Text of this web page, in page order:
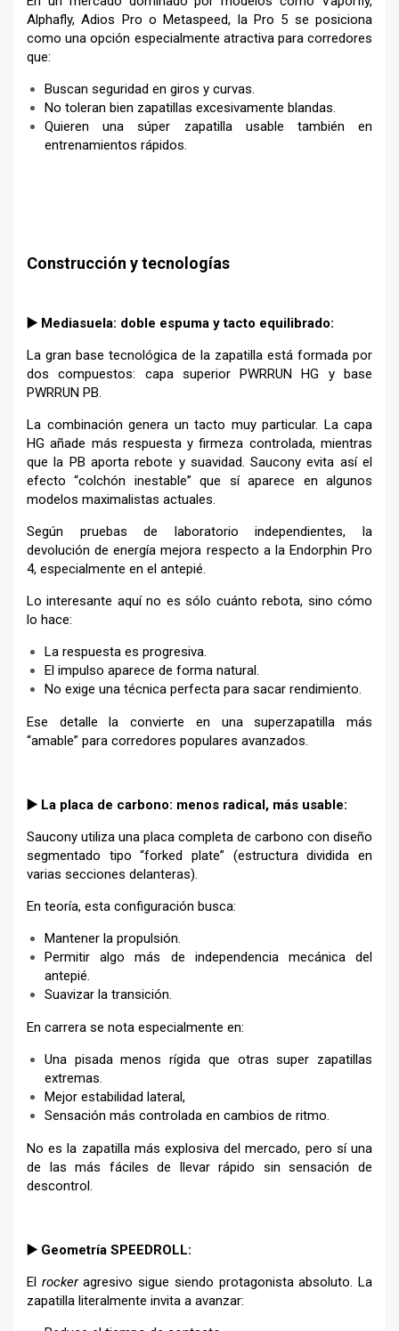
Alphafly, Adios Pro o Metaspeed, la Pro 5 se posiciona
como una opción especialmente atractiva para corredores
que:
Buscan seguridad en giros y curvas.
No toleran bien zapatillas excesivamente blandas.
Quieren una súper zapatilla usable también en
entrenamientos rápidos.
Construcción y tecnologías
▶️ Mediasuela: doble espuma y tacto equilibrado:
La gran base tecnológica de la zapatilla está formada por
dos compuestos: capa superior PWRRUN HG y base
PWRRUN PB.
La combinación genera un tacto muy particular. La capa
HG añade más respuesta y firmeza controlada, mientras
que la PB aporta rebote y suavidad. Saucony evita así el
efecto “colchón inestable” que sí aparece en algunos
modelos maximalistas actuales.
Según pruebas de laboratorio independientes, la
devolución de energía mejora respecto a la Endorphin Pro
4, especialmente en el antepié.
Lo interesante aquí no es sólo cuánto rebota, sino cómo
lo hace:
La respuesta es progresiva.
El impulso aparece de forma natural.
No exige una técnica perfecta para sacar rendimiento.
Ese detalle la convierte en una superzapatilla más
“amable” para corredores populares avanzados.
▶️ La placa de carbono: menos radical, más usable:
Saucony utiliza una placa completa de carbono con diseño
segmentado tipo “forked plate” (estructura dividida en
varias secciones delanteras).
En teoría, esta configuración busca:
Mantener la propulsión.
Permitir algo más de independencia mecánica del
antepié.
Suavizar la transición.
En carrera se nota especialmente en:
Una pisada menos rígida que otras super zapatillas
extremas.
Mejor estabilidad lateral,
Sensación más controlada en cambios de ritmo.
No es la zapatilla más explosiva del mercado, pero sí una
de las más fáciles de llevar rápido sin sensación de
descontrol.
▶️ Geometría SPEEDROLL:
El rockeragresivo sigue siendo protagonista absoluto. La
zapatilla literalmente invita a avanzar: